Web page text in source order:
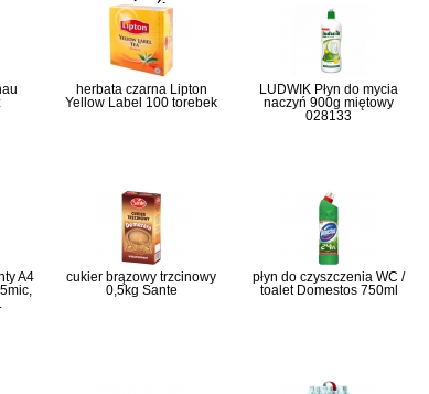
szczegóły
herbata czarna Lipton
Yellow Label 100 torebek
LUDWIK Płyn do mycia
naczyń 900g miętowy
028133
A4
cukier brązowy trzcinowy
0,5kg Sante
płyn do czyszczenia WC /
toalet Domestos 750ml